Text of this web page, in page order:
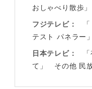
おしゃべり散歩」
フジテレビ
テスト パネラー」
日本テレビ
て」 その他 民